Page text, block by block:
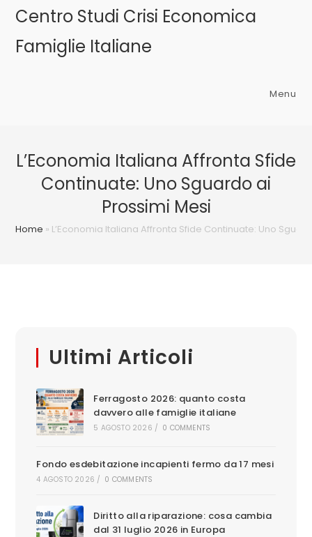
Salta
contenuto
Centro Studi Crisi Economica
Famiglie Italiane
Menu
L’Economia Italiana Affronta Sfide
Continuate: Uno Sguardo ai
Prossimi Mesi
Home » L’Economia Italiana Affronta Sfide Continuate: Uno
Ultimi Articoli
Ferragosto 2026: quanto costa
davvero alle famiglie italiane
5 AGOSTO 2026 / 0 COMMENTS
Fondo esdebitazione incapienti fermo da 17 mesi
4 AGOSTO 2026 / 0 COMMENTS
Diritto alla riparazione: cosa cambia
dal 31 luglio 2026 in Europa